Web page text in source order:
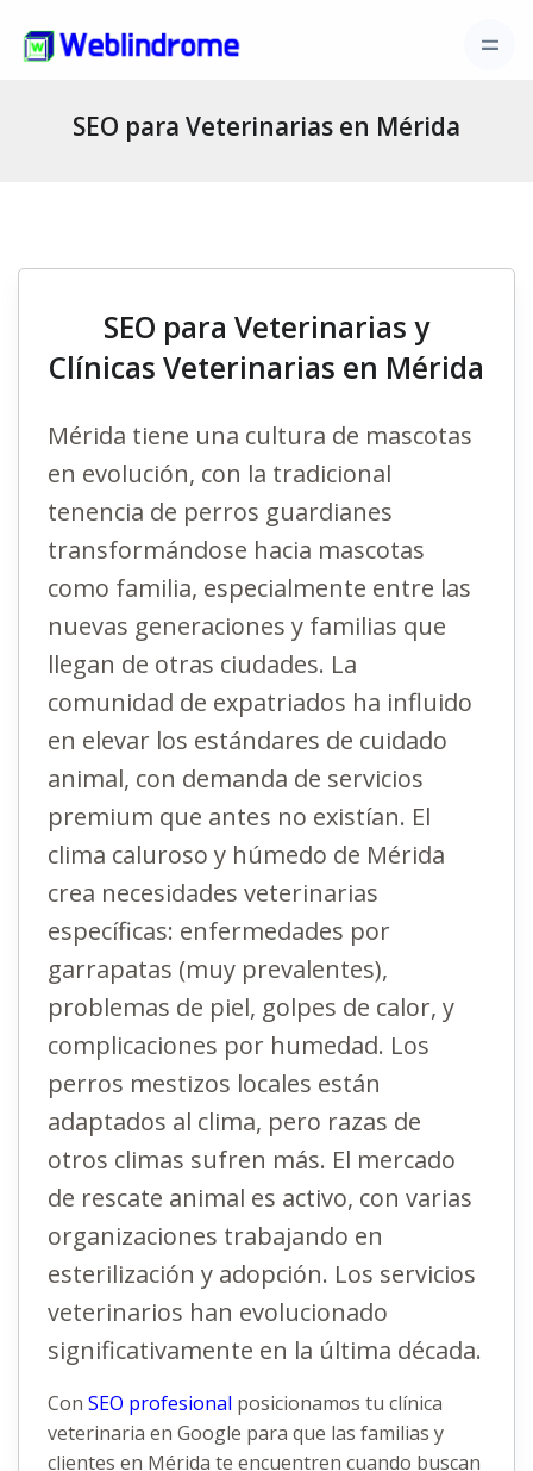
SEO para Veterinarias en Mérida
SEO para Veterinarias y
Clínicas Veterinarias en Mérida
Mérida tiene una cultura de mascotas
en evolución, con la tradicional
tenencia de perros guardianes
transformándose hacia mascotas
como familia, especialmente entre las
nuevas generaciones y familias que
llegan de otras ciudades. La
comunidad de expatriados ha influido
en elevar los estándares de cuidado
animal, con demanda de servicios
premium que antes no existían. El
clima caluroso y húmedo de Mérida
crea necesidades veterinarias
específicas: enfermedades por
garrapatas (muy prevalentes),
problemas de piel, golpes de calor, y
complicaciones por humedad. Los
perros mestizos locales están
adaptados al clima, pero razas de
otros climas sufren más. El mercado
de rescate animal es activo, con varias
organizaciones trabajando en
esterilización y adopción. Los servicios
veterinarios han evolucionado
significativamente en la última década.
Con SEO profesional posicionamos tu clínica
veterinaria en Google para que las familias y
clientes en Mérida te encuentren cuando buscan